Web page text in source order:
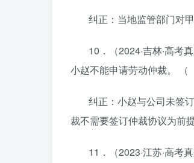
纠正：当地监管部门对
10．（2024·吉林·高考
小赵不能申请劳动仲裁。
纠正：小赵与公司未签
裁不需要签订仲裁协议为前
11．（2023·江苏·高考